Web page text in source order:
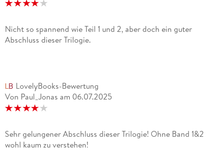
Nicht so spannend wie Teil 1 und 2, aber doch ein guter
Abschluss dieser Trilogie.
LovelyBooks-Bewertung
Von Paul_Jonas am 06.07.2025
Sehr gelungener Abschluss dieser Trilogie! Ohne Band 1&2
wohl kaum zu verstehen!